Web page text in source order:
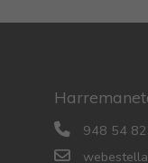
948 54